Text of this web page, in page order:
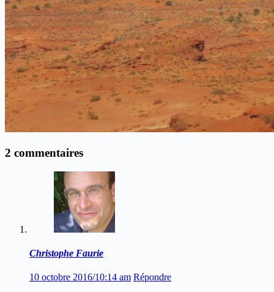
2 commentaires
Christophe Faurie
10 octobre 2016/10:14 am Répondre